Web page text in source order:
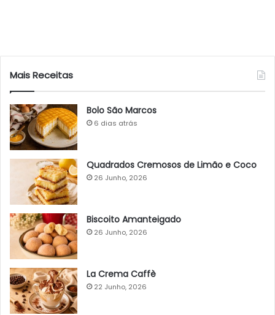
Mais Receitas
Bolo São Marcos
6 dias atrás
Quadrados Cremosos de Limão e Coco
26 Junho, 2026
Biscoito Amanteigado
26 Junho, 2026
La Crema Caffè
22 Junho, 2026